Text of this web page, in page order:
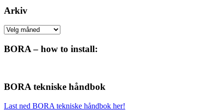
Arkiv
Arkiv
BORA – how to install:
BORA tekniske håndbok
Last ned BORA tekniske håndbok her!